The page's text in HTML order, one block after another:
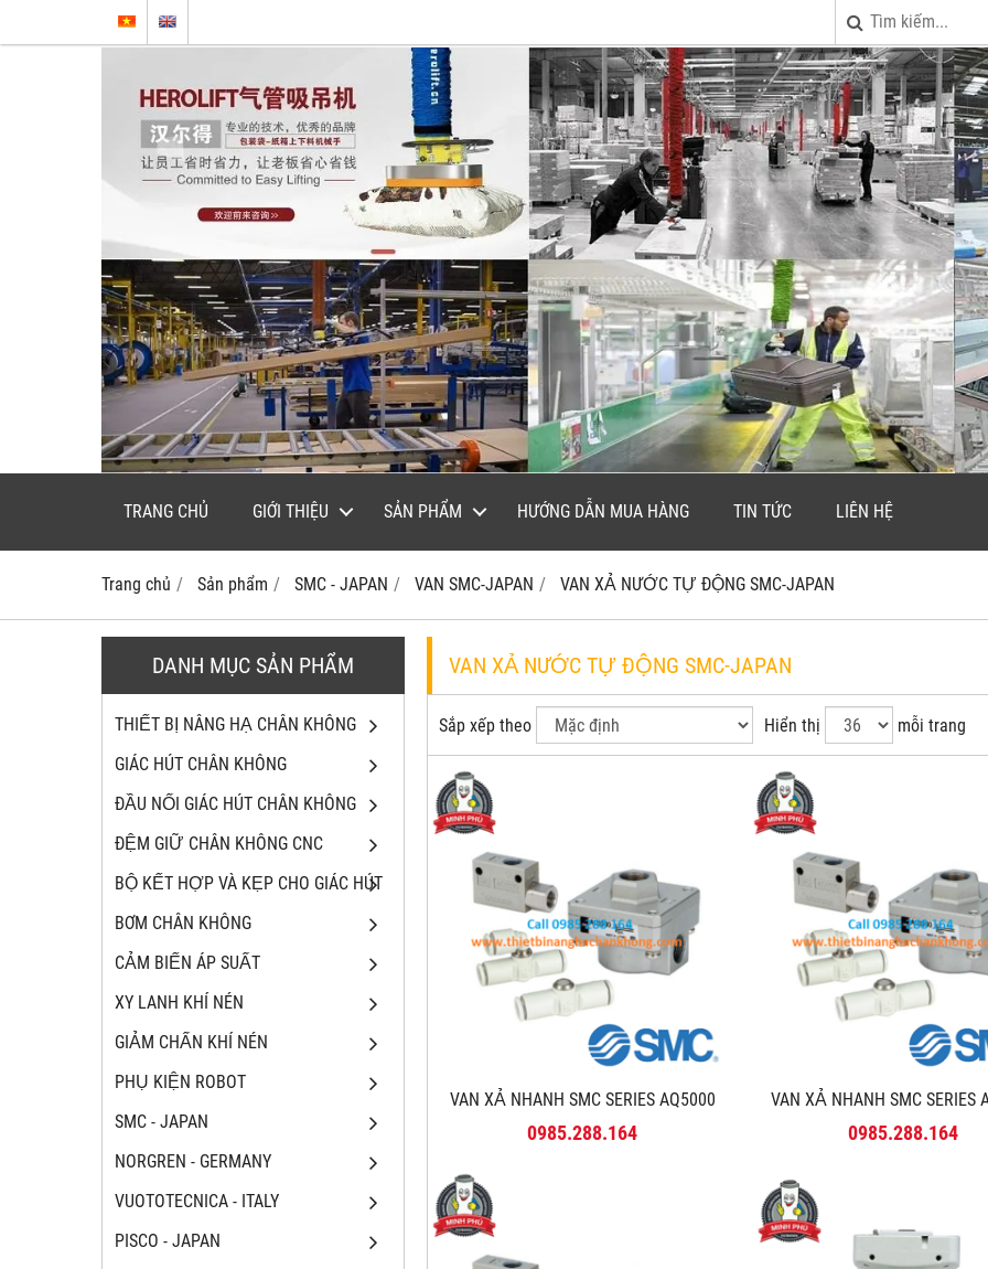
TRANG CHỦ GIỚI THIỆU SẢN PHẨM HƯỚNG DẪN MUA HÀNG TIN TỨC LIÊN HỆ
Trang chủ Sản phẩm SMC - JAPAN VAN SMC-JAPAN VAN XẢ NƯỚC TỰ ĐỘNG SMC-JAPAN
DANH MỤC SẢN PHẨM
THIẾT BỊ NÂNG HẠ CHÂN KHÔNG
GIÁC HÚT CHÂN KHÔNG
ĐẦU NỐI GIÁC HÚT CHÂN KHÔNG
ĐỆM GIỮ CHÂN KHÔNG CNC
BỘ KẾT HỢP VÀ KẸP CHO GIÁC HÚT
BƠM CHÂN KHÔNG
CẢM BIẾN ÁP SUẤT
XY LANH KHÍ NÉN
GIẢM CHẤN KHÍ NÉN
PHỤ KIỆN ROBOT
SMC - JAPAN
NORGREN - GERMANY
VUOTOTECNICA - ITALY
PISCO - JAPAN
VAN XẢ NƯỚC TỰ ĐỘNG SMC-JAPAN
Sắp xếp theo Hiển thị mỗi trang
VAN XẢ NHANH SMC SERIES AQ5000
0985.288.164
VAN XẢ NHANH SMC SERIES
0985.288.164